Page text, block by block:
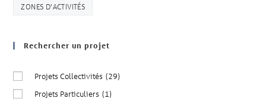
ZONES D'ACTIVITÉS
Rechercher un projet
Projets Collectivités (29)
Projets Particuliers (1)